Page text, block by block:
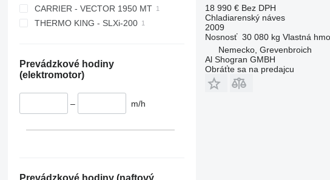
CARRIER - VECTOR 1950 MT
THERMO KING - SLXi-200
Prevádzkové hodiny
(elektromotor)
– m/h
Prevádzkové hodiny (naftový
18 990 € Bez DPH
Chladiarenský náves
2009
Nosnosť 30 080 kg Vlastná
Nemecko, Grevenbroich
Al Shogran GMBH
Obráťte sa na predajcu